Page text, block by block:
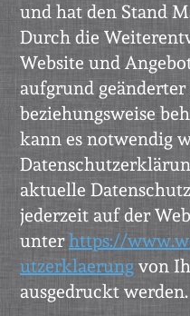
und hat den Stand
Durch die
Website und
aufgrund
beziehungsweise
kann es notwendig
aktuelle
jederzeit auf der
unterhttps://
utzerklaerung von
ausgedruckt werden.